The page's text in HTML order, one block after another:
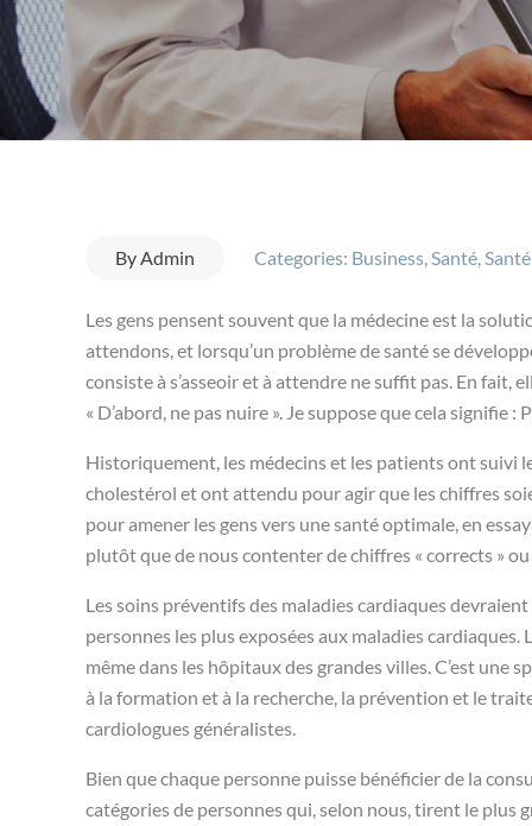
ByAdmin Categories: Business,Santé,
Les gens pensent souvent que la médecine est la
attendons, et lorsqu’un problème de santé se
consiste à s’asseoir et à attendre ne suffit pas. En fait,
« D’abord, ne pas nuire ». Je suppose que cela signifie :
Historiquement, les médecins et les patients ont suivi
cholestérol et ont attendu pour agir que les chiffres
pour amener les gens vers une santé optimale, en
plutôt que de nous contenter de chiffres « corrects » ou
Les soins préventifs des maladies cardiaques
personnes les plus exposées aux maladies
même dans les hôpitaux des grandes villes. C’est
à la formation et à la recherche, la prévention et le
cardiologues généralistes.
Bien que chaque personne puisse bénéficier de la
catégories de personnes qui, selon nous, tirent le